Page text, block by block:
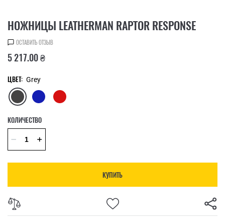
НОЖНИЦЫ LEATHERMAN RAPTOR RESPONSE
ОСТАВИТЬ ОТЗЫВ
5 217.00 ₴
ЦВЕТ: Grey
КОЛИЧЕСТВО
КУПИТЬ